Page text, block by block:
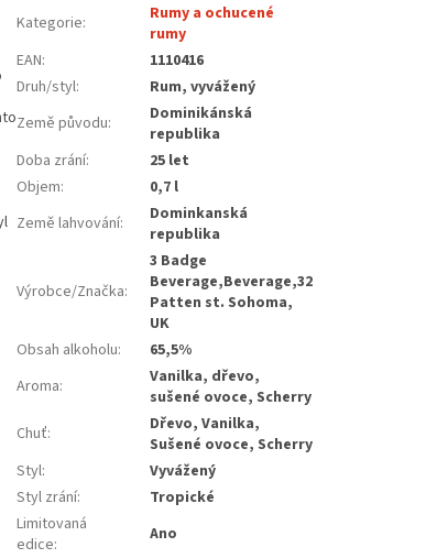
Kategorie:
Rumy a ochucené
rumy
EAN:
1110416
Druh/styl:
Rum, vyvážený
Země původu:
Dominikánská
republika
Doba zrání:
25 let
Objem:
0,7 l
Země lahvování:
Dominkanská
republika
Výrobce/Značka:
3 Badge
Beverage,Beverage,32
Patten st. Sohoma,
UK
Obsah alkoholu:
65,5%
Aroma:
Vanilka, dřevo,
sušené ovoce, Scherry
Chuť:
Dřevo, Vanilka,
Sušené ovoce, Scherry
Styl:
Vyvážený
Styl zrání:
Tropické
Limitovaná
edice:
Ano